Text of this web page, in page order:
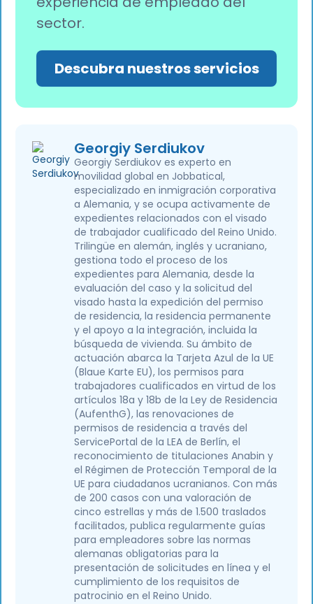
sector.
Descubra nuestros servicios
Georgiy Serdiukov
Georgiy Serdiukov es experto en
movilidad global en Jobbatical,
especializado en inmigración corporativa
a Alemania, y se ocupa activamente de
expedientes relacionados con el visado
de trabajador cualificado del Reino Unido.
Trilingüe en alemán, inglés y ucraniano,
gestiona todo el proceso de los
expedientes para Alemania, desde la
evaluación del caso y la solicitud del
visado hasta la expedición del permiso
de residencia, la residencia permanente
y el apoyo a la integración, incluida la
búsqueda de vivienda. Su ámbito de
actuación abarca la Tarjeta Azul de la UE
(Blaue Karte EU), los permisos para
trabajadores cualificados en virtud de los
artículos 18a y 18b de la Ley de Residencia
(AufenthG), las renovaciones de
permisos de residencia a través del
ServicePortal de la LEA de Berlín, el
reconocimiento de titulaciones Anabin y
el Régimen de Protección Temporal de la
UE para ciudadanos ucranianos. Con más
de 200 casos con una valoración de
cinco estrellas y más de 1.500 traslados
facilitados, publica regularmente guías
para empleadores sobre las normas
alemanas obligatorias para la
presentación de solicitudes en línea y el
cumplimiento de los requisitos de
patrocinio en el Reino Unido.